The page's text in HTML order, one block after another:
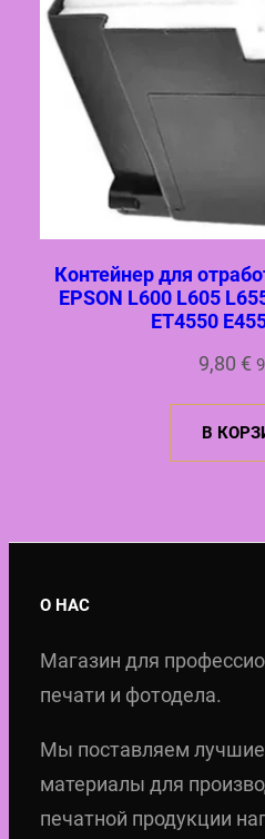
Контейнер для
EPSON L600 L605
ET4550
9,80 €
В
О НАС
Магазин для
печати и фотодела.
Мы поставляем
материалы для
печатной продукции